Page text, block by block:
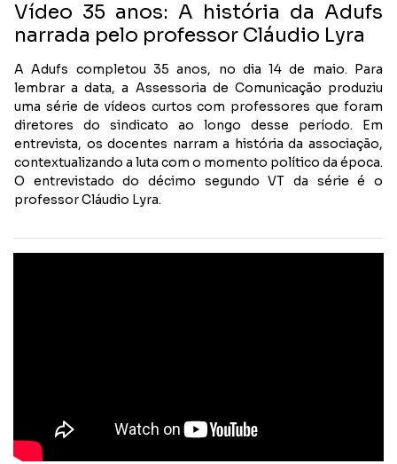
Vídeo 35 anos: A história da Adufs
narrada pelo professor Cláudio Lyra
A Adufs completou 35 anos, no dia 14 de maio. Para
lembrar a data, a Assessoria de Comunicação produziu
uma série de vídeos curtos com professores que foram
diretores do sindicato ao longo desse período. Em
entrevista, os docentes narram a história da associação,
contextualizando a luta com o momento político da época.
O entrevistado do décimo segundo VT da série é o
professor Cláudio Lyra.